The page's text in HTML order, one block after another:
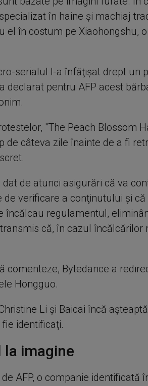
în haine şi machiaj
el în costum pe Xiaohongshu,
serialul l-a înfăţişat drept un
declarat pentru AFP acest
"The Peach Blossom
de câteva zile înainte de a fi
dat de atunci asigurări că va
de verificare a conţinutului şi
încălcau regulamentul,
că, în cazul încălcărilor
comenteze, Bytedance a
Hongguo.
Li şi Baicai încă
identificaţi.
la imagine
AFP, o companie identificată